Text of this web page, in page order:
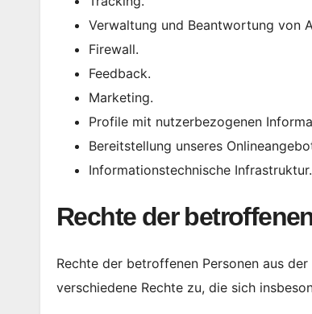
Verwaltung und Beantwortung von
Firewall.
Feedback.
Marketing.
Profile mit nutzerbezogenen
Bereitstellung unseres
Informationstechnische Infrastruktur.
Rechte der
Rechte der betroffenen Personen aus
verschiedene Rechte zu, die sich